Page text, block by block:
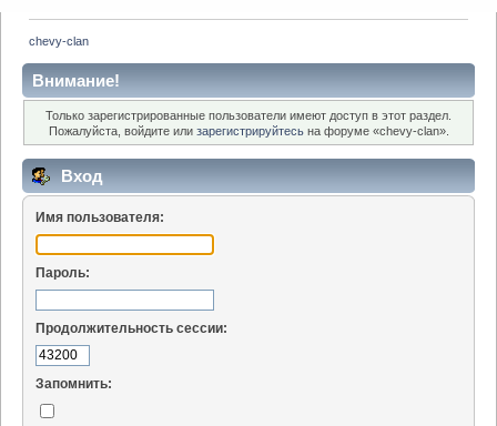
chevy-clan
Внимание!
Только зарегистрированные пользователи имеют доступ в этот раздел.
Пожалуйста, войдите или зарегистрируйтесьна форуме «chevy-clan».
Вход
Имя пользователя:
Пароль:
Продолжительность сессии:
Запомнить: